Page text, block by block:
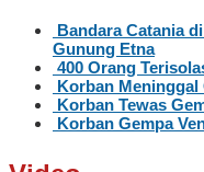
Bandara Catania
Gunung Etna
400 Orang
Korban Meninggal
Korban Tewas
Korban Gempa